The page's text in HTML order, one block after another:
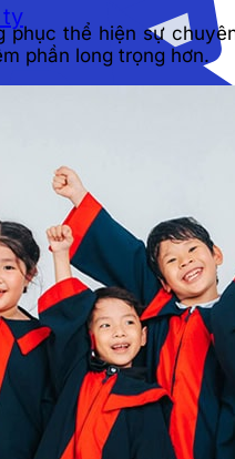
phục thể hiện sự
phần long trọng hơn.